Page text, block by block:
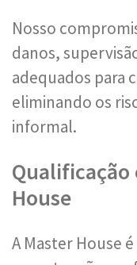
Nosso
danos,
adequados para
eliminando os
informal.
Qualificação
House
A Master House